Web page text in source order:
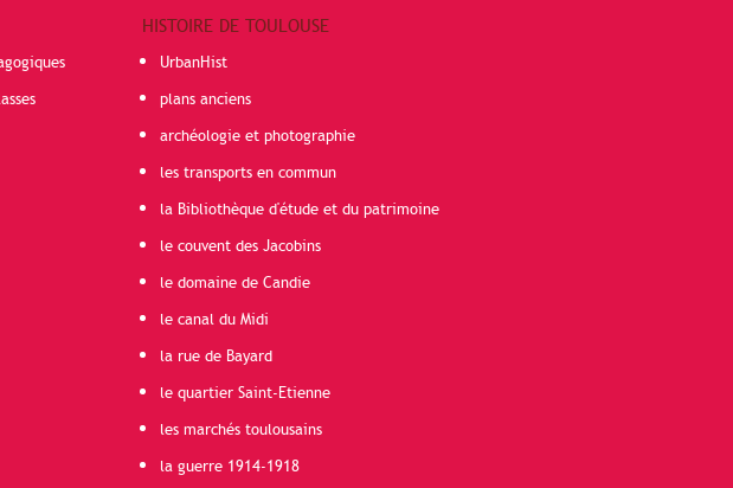
HISTOIRE DE TOULOUSE
UrbanHist
plans anciens
archéologie et photographie
les transports en commun
la Bibliothèque d'étude et du patrimoine
le couvent des Jacobins
le domaine de Candie
le canal du Midi
la rue de Bayard
le quartier Saint-Etienne
les marchés toulousains
la guerre 1914-1918